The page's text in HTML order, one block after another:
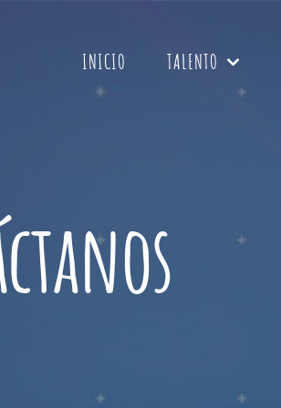
INICIO TALENTO